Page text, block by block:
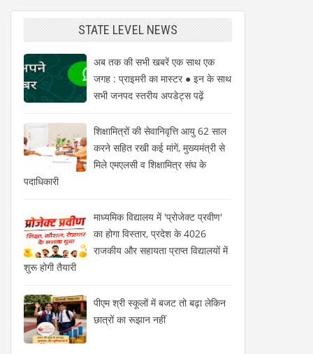
STATE LEVEL NEWS
अब तक की सभी खबरें एक साथ एक
जगह : प्राइमरी का मास्टर ● इन के साथ
सभी जनपद स्तरीय अपडेट्स पढ़ें
शिक्षामित्रों की सेवानिवृत्ति आयु 62 साल
करने सहित रखी कई मांगें, मुख्यमंत्री से
मिले एमएलसी व शिक्षामित्र संघ के
पदाधिकारी
माध्यमिक विद्यालय में 'प्रोजेक्ट प्रवीण'
का होगा विस्तार, प्रदेश के 4026
राजकीय और सहायता प्राप्त विद्यालयों में
शुरू होगी तैयारी
पीएम श्री स्कूलों में बजट तो बढ़ा लेकिन
छात्रों का रूझान नहीं